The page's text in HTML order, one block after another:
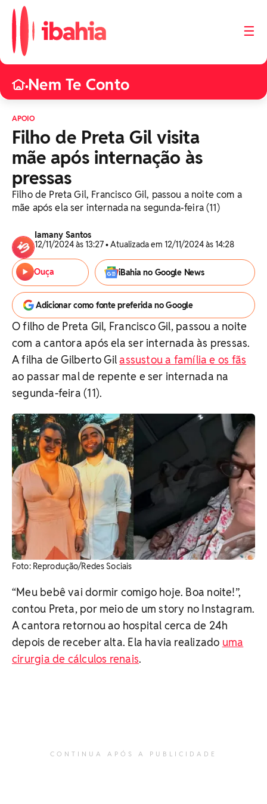
☰
•Nem Te Conto
APOIO
Filho de Preta Gil visita
mãe após internação às
pressas
Filho de Preta Gil, Francisco Gil, passou a noite com a
mãe após ela ser internada na segunda-feira (11)
Iamany Santos
12/11/2024 às 13:27 • Atualizada em 12/11/2024 às 14:28
Ouça iBahia no Google News
Adicionar como fonte preferida no Google
O filho de Preta Gil, Francisco Gil, passou a noite
com a cantora após ela ser internada às pressas.
A filha de Gilberto Gilassustou a família e os fãs
ao passar mal de repente e ser internada na
segunda-feira (11).
Foto: Reprodução/Redes Sociais
“Meu bebê vai dormir comigo hoje. Boa noite!”,
contou Preta, por meio de um story no Instagram.
A cantora retornou ao hospital cerca de 24h
depois de receber alta. Ela havia realizado uma
cirurgia de cálculos renais.
CONTINUA APÓS A PUBLICIDADE